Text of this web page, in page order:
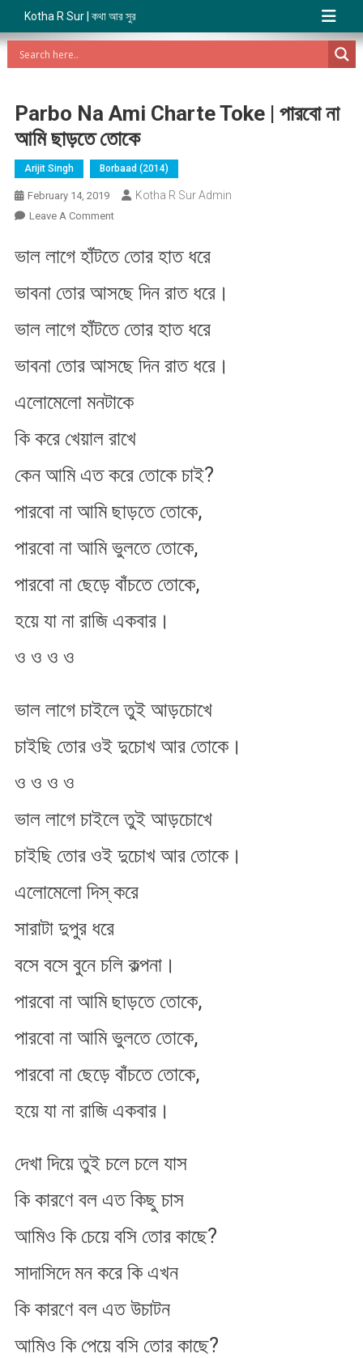
Kotha R Sur | কথা আর সুর
Parbo Na Ami Charte Toke | পারবো না
আমি ছাড়তে তোকে
Arijit Singh Borbaad (2014)
February 14, 2019 Kotha R Sur Admin
Leave A CommentOn
Na
Charte
|
না
ছাড়তে
ভাল লাগে হাঁটতে তোর হাত ধরে
ভাবনা তোর আসছে দিন রাত ধরে।
ভাল লাগে হাঁটতে তোর হাত ধরে
ভাবনা তোর আসছে দিন রাত ধরে।
এলোমেলো মনটাকে
কি করে খেয়াল রাখে
কেন আমি এত করে তোকে চাই?
পারবো না আমি ছাড়তে তোকে,
পারবো না আমি ভুলতে তোকে,
পারবো না ছেড়ে বাঁচতে তোকে,
হয়ে যা না রাজি একবার।
ও ও ও ও
ভাল লাগে চাইলে তুই আড়চোখে
চাইছি তোর ওই দুচোখ আর তোকে।
ও ও ও ও
ভাল লাগে চাইলে তুই আড়চোখে
চাইছি তোর ওই দুচোখ আর তোকে।
এলোমেলো দিস্ করে
সারাটা দুপুর ধরে
বসে বসে বুনে চলি কল্পনা।
পারবো না আমি ছাড়তে তোকে,
পারবো না আমি ভুলতে তোকে,
পারবো না ছেড়ে বাঁচতে তোকে,
হয়ে যা না রাজি একবার।
দেখা দিয়ে তুই চলে চলে যাস
কি কারণে বল এত কিছু চাস
আমিও কি চেয়ে বসি তোর কাছে?
সাদাসিদে মন করে কি এখন​
কি কারণে বল এত উচাটন
আমিও কি পেয়ে বসি তোর কাছে?